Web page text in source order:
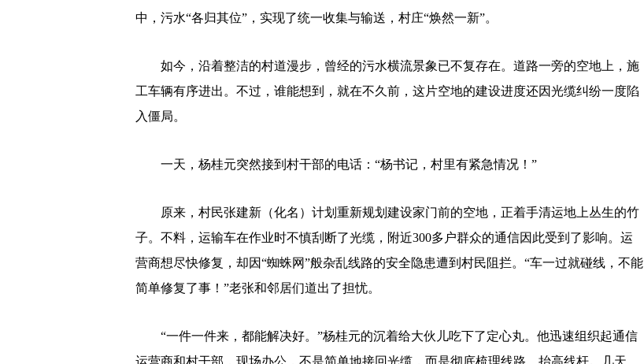
中，污水“各归其位”，实现了统一收集与输送，村庄“焕然一新”。
如今，沿着整洁的村道漫步，曾经的污水横流景象已不复存在。道路一旁的空地上，施
工车辆有序进出。不过，谁能想到，就在不久前，这片空地的建设进度还因光缆纠纷一度陷
入僵局。
一天，杨桂元突然接到村干部的电话：“杨书记，村里有紧急情况！”
原来，村民张建新（化名）计划重新规划建设家门前的空地，正着手清运地上丛生的竹
子。不料，运输车在作业时不慎刮断了光缆，附近300多户群众的通信因此受到了影响。运
营商想尽快修复，却因“蜘蛛网”般杂乱线路的安全隐患遭到村民阻拦。“车一过就碰线，不能
简单修复了事！”老张和邻居们道出了担忧。
“一件一件来，都能解决好。”杨桂元的沉着给大伙儿吃下了定心丸。他迅速组织起通信
运营商和村干部，现场办公，不是简单地接回光缆，而是彻底梳理线路、抬高线杆。几天